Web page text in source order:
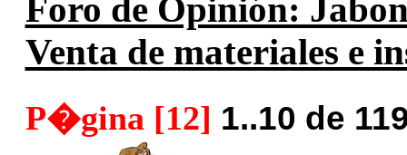
Foro de Opinión:
Venta de materiales e
P�gina [12] 1..10 de